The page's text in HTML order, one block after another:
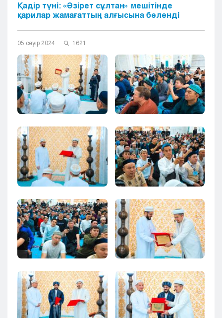
Кокшетау
Павлодар
Петропавловск
Семей
Талдыкорган
Тараз
Туркестан
Усть-Каменогорск
Шымкент
Қадір түні: «Әзірет сұлтан» мешітінде
қарилар жамағаттың алғысына бөленді
05 сәуір 2024 1621